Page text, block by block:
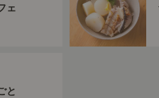
ェ
と